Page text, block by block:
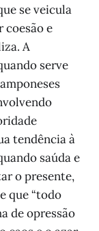
se veicula
coesão e
A
serve
tendência à
saúda e
o presente,
que “todo
de opressão